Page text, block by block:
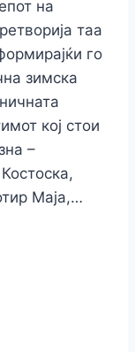
на
таа
го
зимска
кој стои
–
Маја,…